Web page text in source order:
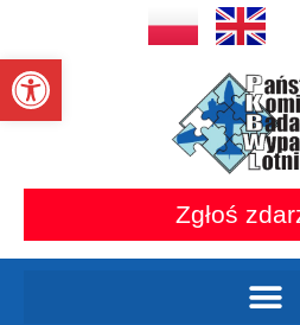
Otwórz pasek narzędzi
Zgłoś